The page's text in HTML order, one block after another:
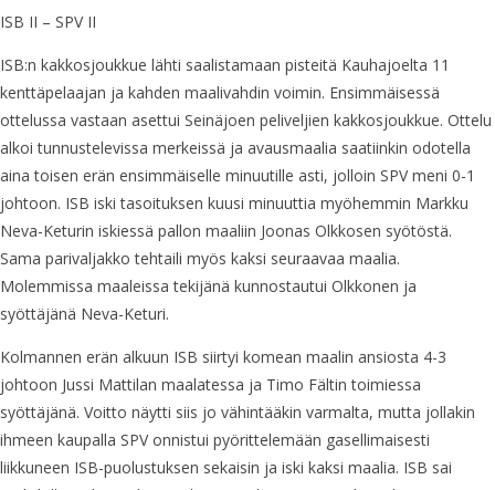
ISB II – SPV II
ISB:n kakkosjoukkue lähti saalistamaan pisteitä Kauhajoelta 11
kenttäpelaajan ja kahden maalivahdin voimin. Ensimmäisessä
ottelussa vastaan asettui Seinäjoen peliveljien kakkosjoukkue. Ottelu
alkoi tunnustelevissa merkeissä ja avausmaalia saatiinkin odotella
aina toisen erän ensimmäiselle minuutille asti, jolloin SPV meni 0-1
johtoon. ISB iski tasoituksen kuusi minuuttia myöhemmin Markku
Neva-Keturin iskiessä pallon maaliin Joonas Olkkosen syötöstä.
Sama parivaljakko tehtaili myös kaksi seuraavaa maalia.
Molemmissa maaleissa tekijänä kunnostautui Olkkonen ja
syöttäjänä Neva-Keturi.
Kolmannen erän alkuun ISB siirtyi komean maalin ansiosta 4-3
johtoon Jussi Mattilan maalatessa ja Timo Fältin toimiessa
syöttäjänä. Voitto näytti siis jo vähintääkin varmalta, mutta jollakin
ihmeen kaupalla SPV onnistui pyörittelemään gasellimaisesti
liikkuneen ISB-puolustuksen sekaisin ja iski kaksi maalia. ISB sai